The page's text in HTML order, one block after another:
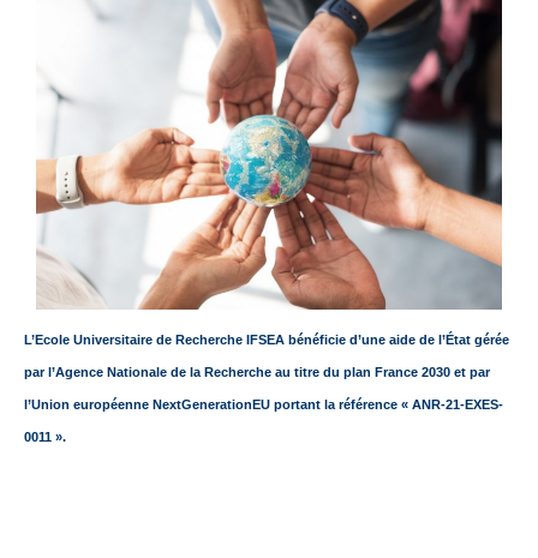
L’Ecole Universitaire de Recherche IFSEA bénéficie d’une aide de l’État gérée
par l’Agence Nationale de la Recherche au titre du plan France 2030 et par
l’Union européenne NextGenerationEU portant la référence « ANR-21-EXES-
0011 ».